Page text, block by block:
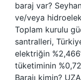
baraj var?
ve/veya
Toplam kurulu
santralleri,
elektriğin
tüketiminin
Barajı kimin?